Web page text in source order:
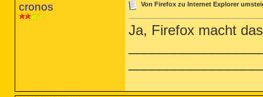
cronos Von Firefox zu Internet Explorer
Ja, Firefox macht